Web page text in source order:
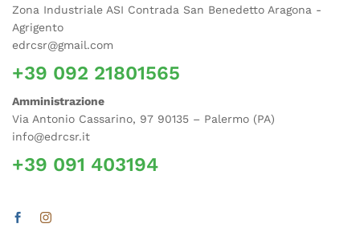
Zona Industriale ASI Contrada San Benedetto Aragona -
Agrigento
edrcsr@gmail.com
+39 092 21801565
Amministrazione
Via Antonio Cassarino, 97 90135 – Palermo (PA)
info@edrcsr.it
+39 091 403194